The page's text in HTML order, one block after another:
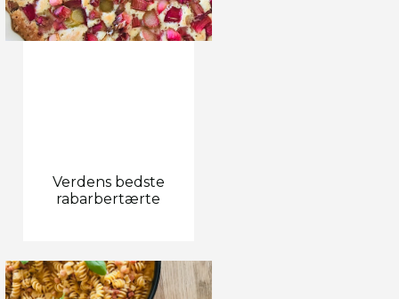
Verdens bedste
rabarbertærte